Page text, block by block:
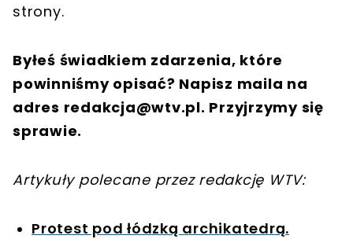
strony.
Byłeś świadkiem zdarzenia, które
powinniśmy opisać? Napisz maila na
adres redakcja@wtv.pl. Przyjrzymy się
sprawie.
Artykuły polecane przez redakcję WTV:
Protest pod łódzką archikatedrą.